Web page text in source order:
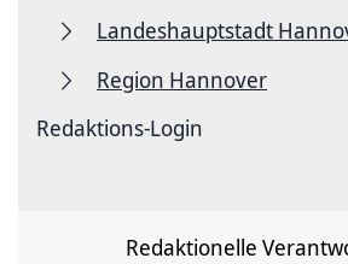
Landeshauptstadt
Region Hannover
Redaktions-Login
Redaktionelle